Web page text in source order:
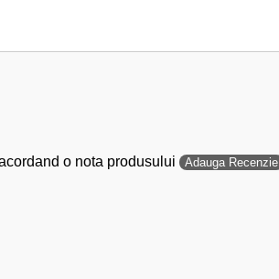
o nota produsului Adauga Recenzie